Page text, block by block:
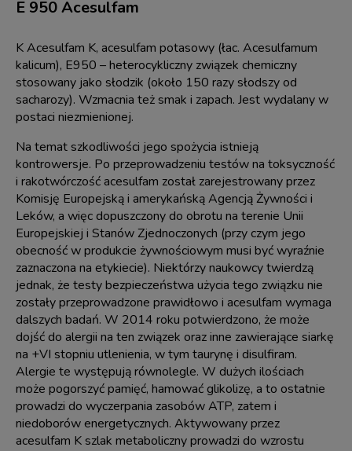
E 950 Acesulfam
K Acesulfam K, acesulfam potasowy (łac. Acesulfamum
kalicum), E950 – heterocykliczny związek chemiczny
stosowany jako słodzik (około 150 razy słodszy od
sacharozy). Wzmacnia też smak i zapach. Jest wydalany w
postaci niezmienionej.
Na temat szkodliwości jego spożycia istnieją
kontrowersje. Po przeprowadzeniu testów na toksyczność
i rakotwórczość acesulfam został zarejestrowany przez
Komisję Europejską i amerykańską Agencją Żywności i
Leków, a więc dopuszczony do obrotu na terenie Unii
Europejskiej i Stanów Zjednoczonych (przy czym jego
obecność w produkcie żywnościowym musi być wyraźnie
zaznaczona na etykiecie). Niektórzy naukowcy twierdzą
jednak, że testy bezpieczeństwa użycia tego związku nie
zostały przeprowadzone prawidłowo i acesulfam wymaga
dalszych badań. W 2014 roku potwierdzono, że może
dojść do alergii na ten związek oraz inne zawierające siarkę
na +VI stopniu utlenienia, w tym taurynę i disulfiram.
Alergie te występują równolegle. W dużych ilościach
może pogorszyć pamięć, hamować glikolizę, a to ostatnie
prowadzi do wyczerpania zasobów ATP, zatem i
niedoborów energetycznych. Aktywowany przez
acesulfam K szlak metaboliczny prowadzi do wzrostu